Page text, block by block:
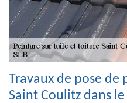
Travaux de pose de
Saint Coulitz dans le